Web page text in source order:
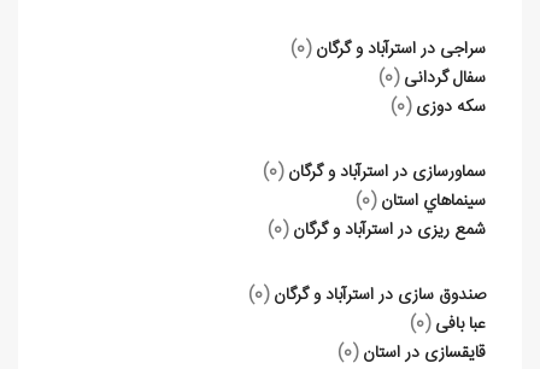
سراجی در استرآباد و گرگان (0)
سفال گردانی (0)
سکه دوزی (0)
سماورسازی در استرآباد و گرگان (0)
سينماهاي استان (0)
شمع ریزی در استرآباد و گرگان (0)
صندوق سازی در استرآباد و گرگان (0)
عبا بافی (0)
قایق‏سازی در استان (0)